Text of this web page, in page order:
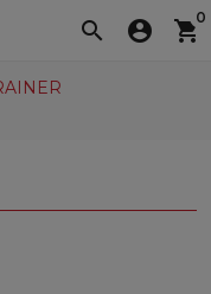
search account_circle shopping_cart0